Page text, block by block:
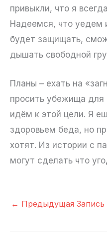
привыкли, что я
Надеемся, что уедем
будет защищать,
дышать свободной
Планы – ехать на
просить убежища
идём к этой цели. Я
здоровьем беда, но
хотят. Из истории с
могут сделать что
← Предыдущая Запись